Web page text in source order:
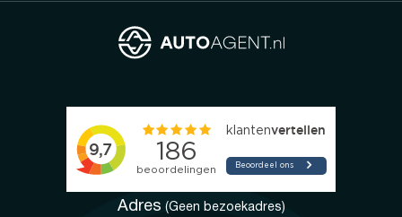
Adres (Geen bezoekadres)